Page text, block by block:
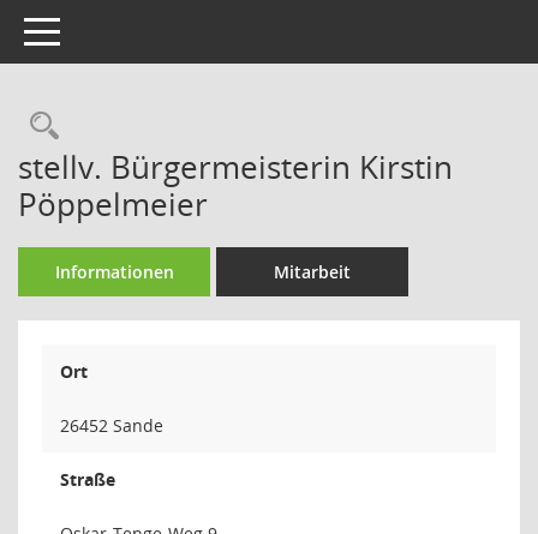
Toggle navigation
Rechercheauswahl
stellv. Bürgermeisterin Kirstin
Pöppelmeier
Informationen Mitarbeit
Ort
26452 Sande
Straße